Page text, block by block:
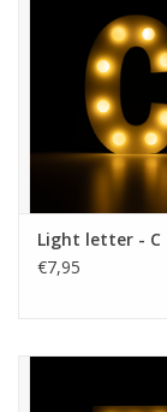
Light letter - C
€7,95